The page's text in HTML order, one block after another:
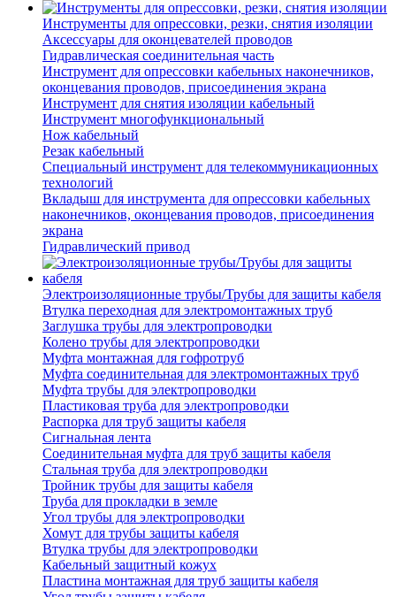
Инструменты для опрессовки, резки, снятия изоляции
Аксессуары для оконцевателей проводов
Гидравлическая соединительная часть
Инструмент для опрессовки кабельных наконечников,
оконцевания проводов, присоединения экрана
Инструмент для снятия изоляции кабельный
Инструмент многофункциональный
Нож кабельный
Резак кабельный
Специальный инструмент для телекоммуникационных
технологий
Вкладыш для инструмента для опрессовки кабельных
наконечников, оконцевания проводов, присоединения
экрана
Гидравлический привод
Электроизоляционные трубы/Трубы для защиты кабеля
Втулка переходная для электромонтажных труб
Заглушка трубы для электропроводки
Колено трубы для электропроводки
Муфта монтажная для гофротруб
Муфта соединительная для электромонтажных труб
Муфта трубы для электропроводки
Пластиковая труба для электропроводки
Распорка для труб защиты кабеля
Сигнальная лента
Соединительная муфта для труб защиты кабеля
Стальная труба для электропроводки
Тройник трубы для защиты кабеля
Труба для прокладки в земле
Угол трубы для электропроводки
Хомут для трубы защиты кабеля
Втулка трубы для электропроводки
Кабельный защитный кожух
Пластина монтажная для труб защиты кабеля